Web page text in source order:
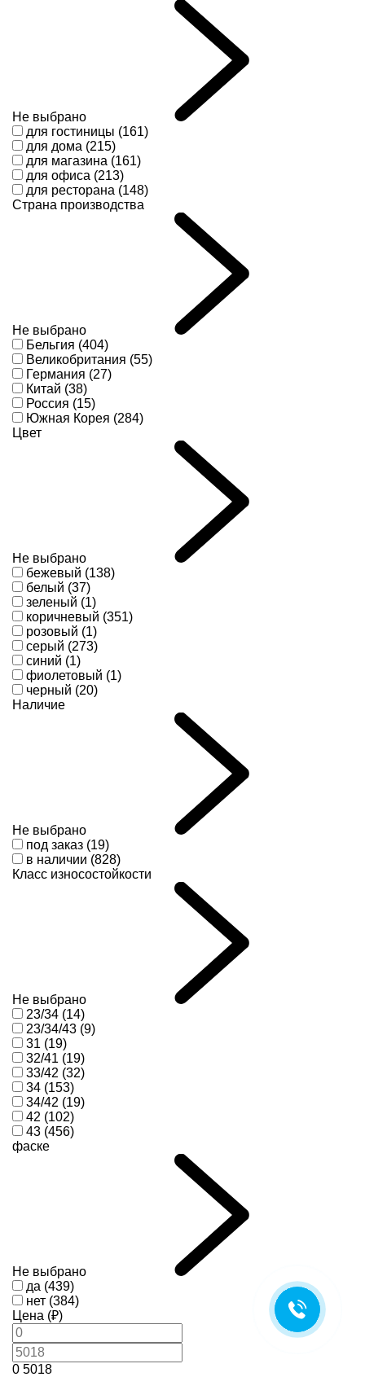
Не выбрано
для гостиницы (161)
для дома (215)
для магазина (161)
для офиса (213)
для ресторана (148)
Страна производства
Не выбрано
Бельгия (404)
Великобритания (55)
Германия (27)
Китай (38)
Россия (15)
Южная Корея (284)
Цвет
Не выбрано
бежевый (138)
белый (37)
зеленый (1)
коричневый (351)
розовый (1)
серый (273)
синий (1)
фиолетовый (1)
черный (20)
Наличие
Не выбрано
под заказ (19)
в наличии (828)
Класс износостойкости
Не выбрано
23/34 (14)
23/34/43 (9)
31 (19)
32/41 (19)
33/42 (32)
34 (153)
34/42 (19)
42 (102)
43 (456)
фаске
Не выбрано
да (439)
нет (384)
Цена (₽)
0 5018